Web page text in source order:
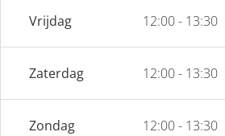
Vrijdag 12:00 - 13:30
Zaterdag 12:00 - 13:30
Zondag 12:00 - 13:30